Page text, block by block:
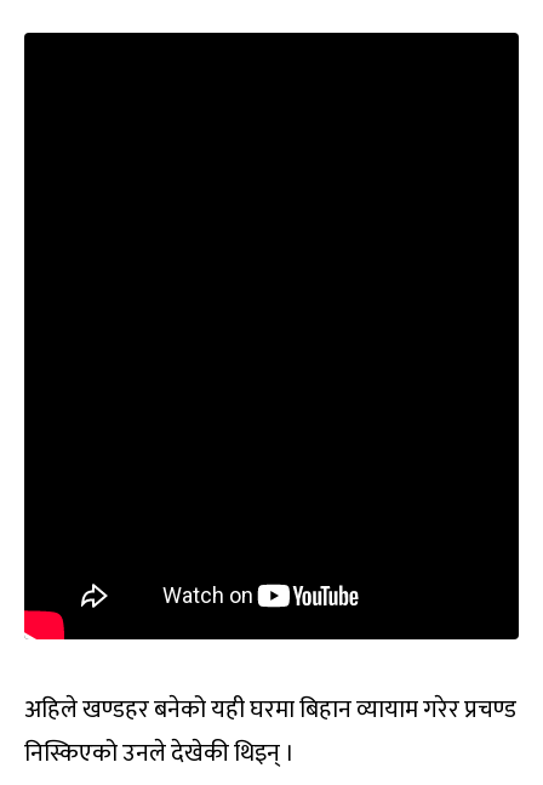
अहिले खण्डहर बनेको यही घरमा बिहान व्यायाम गरेर प्रचण्ड
निस्किएको उनले देखेकी थिइन् ।